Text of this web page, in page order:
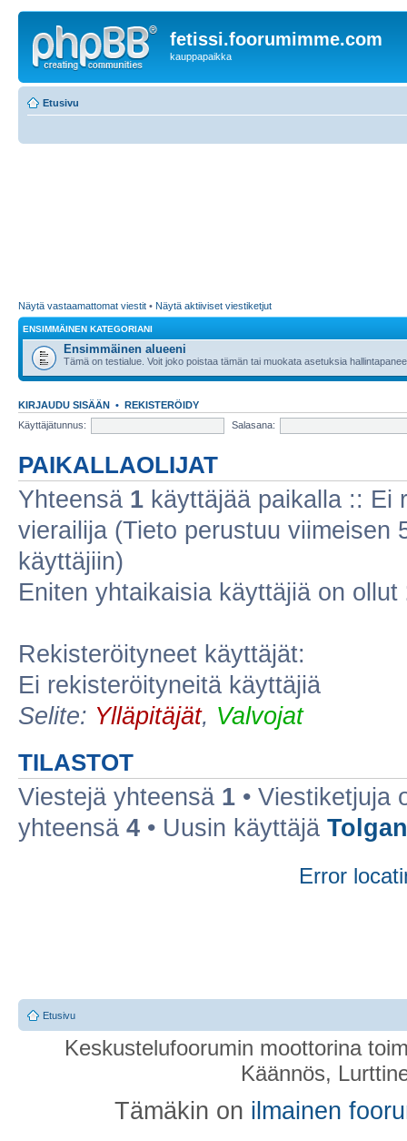
fetissi.foorumimme.com
kauppapaikka
Etusivu
Näytä vastaamattomat viestit • Näytä aktiiviset viestiketjut
ENSIMMÄINEN KATEGORIANI
Ensimmäinen alueeni
Tämä on testialue. Voit joko poistaa tämän tai muokata asetuksia
KIRJAUDU SISÄÄN • REKISTERÖIDY
Käyttäjätunnus:
Salasana:
PAIKALLAOLIJAT
Yhteensä 1 käyttäjää paikalla :: Ei
vierailija (Tieto perustuu viimeisen
käyttäjiin)
Eniten yhtaikaisia käyttäjiä on ollut
Rekisteröityneet käyttäjät:
Ei rekisteröityneitä käyttäjiä
Selite: Ylläpitäjät, Valvojat
TILASTOT
Viestejä yhteensä 1 • Viestiketjuja
yhteensä 4 • Uusin käyttäjä
Error
Etusivu
Keskustelufoorumin moottorina
Käännös,
Tämäkin on ilmainen